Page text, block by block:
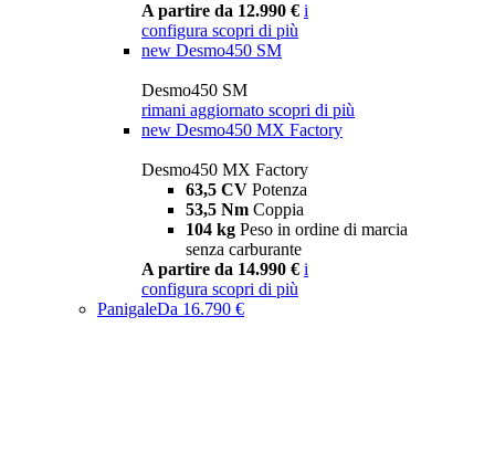
A partire da 12.990 € i
configura scopri di più
new Desmo450 SM
Desmo450 SM
rimani aggiornato scopri di più
new Desmo450 MX Factory
Desmo450 MX Factory
63,5 CV Potenza
53,5 Nm Coppia
104 kg Peso in ordine di marcia
senza carburante
A partire da 14.990 € i
configura scopri di più
PanigaleDa 16.790 €